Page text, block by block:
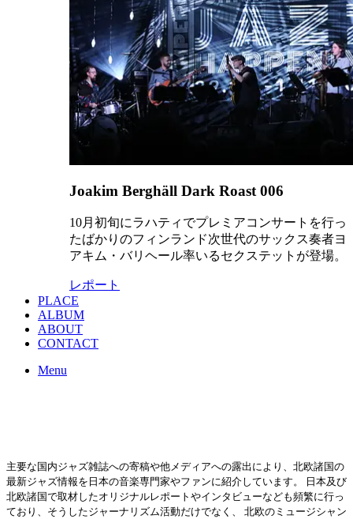
Joakim Berghäll Dark Roast 006
10月初旬にラハティでプレミアコンサートを行っ
たばかりのフィンランド次世代のサックス奏者ヨ
アキム・バリヘール率いるセクステットが登場。
レポート
PLACE
ALBUM
ABOUT
CONTACT
Menu
主要な国内ジャズ雑誌への寄稿や他メディアへの露出により、北欧諸国の
最新ジャズ情報を日本の音楽専門家やファンに紹介しています。 日本及び
北欧諸国で取材したオリジナルレポートやインタビューなども頻繁に行っ
ており、そうしたジャーナリズム活動だけでなく、 北欧のミュージシャン